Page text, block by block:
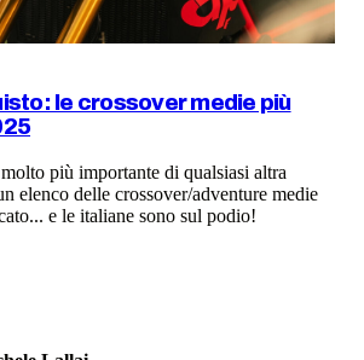
le crossover medie più
più importante di qualsiasi altra
elenco delle crossover/adventure medie
e le italiane sono sul podio!